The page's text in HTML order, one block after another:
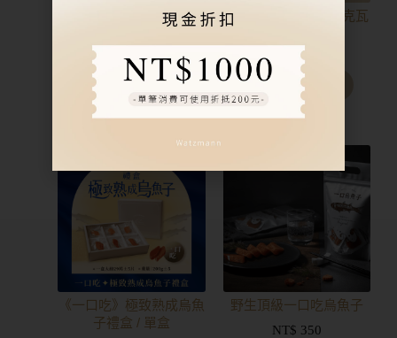
《9入裝》醇厚咖啡 達克
NT$ 800
加入購物車
《9入裝》開心果 達克瓦
800
加入購物車
《一口吃》極致熟成烏魚
子禮盒 / 單盒
野生頂級一口吃烏魚子
NT$ 350